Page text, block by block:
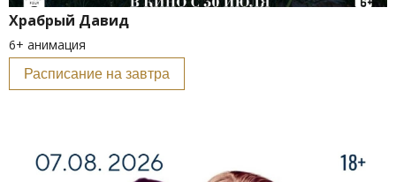
Храбрый Давид
6+ анимация
Расписание на завтра